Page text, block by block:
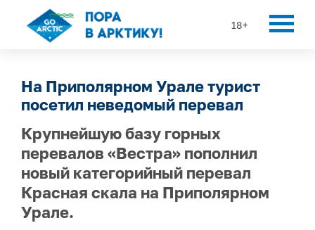
18+
На Приполярном Урале турист
посетил неведомый перевал
Крупнейшую базу горных
перевалов «Вестра» пополнил
новый категорийный перевал
Красная скала на Приполярном
Урале.